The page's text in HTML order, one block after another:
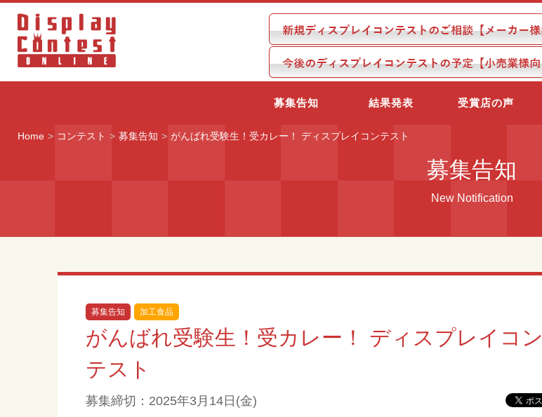
募集告知 結果発表 受賞店の声
Home コンテスト 募集告知 がんばれ受験生！受カレー！ ディスプレイコンテスト
募集告知
New Notification
募集告知 加工食品
がんばれ受験生！受カレー！ ディスプレイコン
テスト
募集締切：2025年3月14日(金)